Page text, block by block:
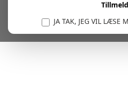
JA TAK, JEG VIL LÆSE